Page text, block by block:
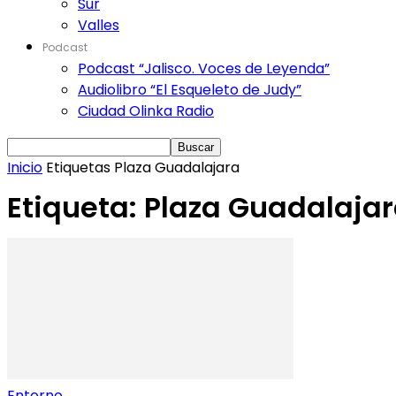
Valles
Podcast
Podcast “Jalisco. Voces de Leyenda”
Audiolibro “El Esqueleto de Judy”
Ciudad Olinka Radio
Inicio Etiquetas Plaza Guadalajara
Etiqueta: Plaza